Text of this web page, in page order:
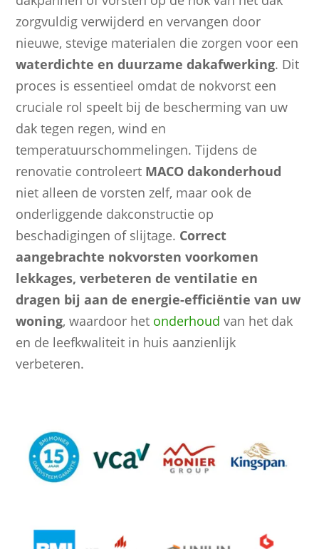
zorgvuldig verwijderd en vervangen door
nieuwe, stevige materialen die zorgen voor een
waterdichte en duurzame dakafwerking. Dit
proces is essentieel omdat de nokvorst een
cruciale rol speelt bij de bescherming van uw
dak tegen regen, wind en
temperatuurschommelingen. Tijdens de
renovatie controleert MACO dakonderhoud
niet alleen de vorsten zelf, maar ook de
onderliggende dakconstructie op
beschadigingen of slijtage. Correct
aangebrachte nokvorsten voorkomen
lekkages, verbeteren de ventilatie en
dragen bij aan de energie-efficiëntie van uw
woning, waardoor het onderhoud van het dak
en de leefkwaliteit in huis aanzienlijk
verbeteren.